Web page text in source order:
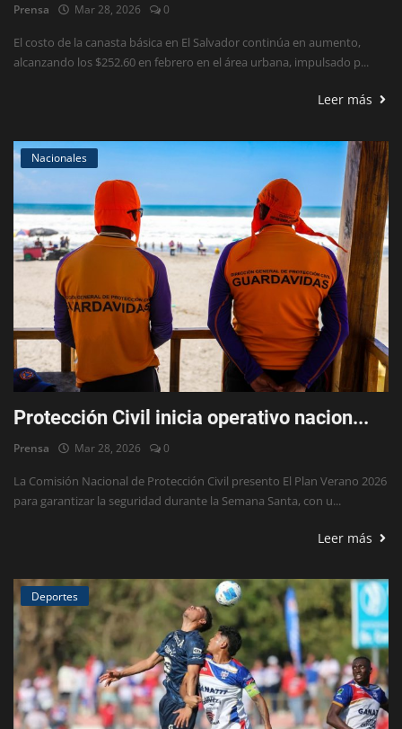
Prensa Mar 28, 2026 0
El costo de la canasta básica en El Salvador continúa en aumento,
alcanzando los $252.60 en febrero en el área urbana, impulsado p...
Leer más
Nacionales
Protección Civil inicia operativo nacion...
Prensa Mar 28, 2026 0
La Comisión Nacional de Protección Civil presento El Plan Verano 2026
para garantizar la seguridad durante la Semana Santa, con u...
Leer más
Deportes